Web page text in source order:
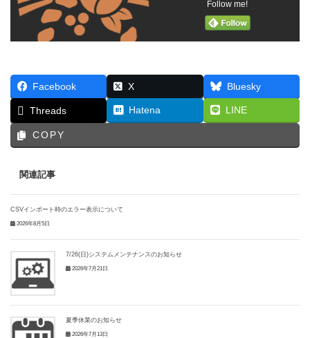
Follow me!
Facebook X Bluesky
Threads Hatena LINE
COPY
関連記事
CSVインポート時のエラー表示について
2026年8月5日
7/26(日)システムメンテナンスのお知らせ
2026年7月21日
夏季休業のお知らせ
2026年7月13日